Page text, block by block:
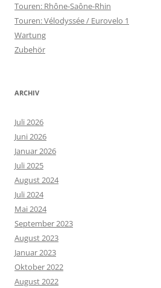
Touren: Rhône-Saône-Rhin
Touren: Vélodyssée / Eurovelo 1
Wartung
Zubehör
ARCHIV
Juli 2026
Juni 2026
Januar 2026
Juli 2025
August 2024
Juli 2024
Mai 2024
September 2023
August 2023
Januar 2023
Oktober 2022
August 2022